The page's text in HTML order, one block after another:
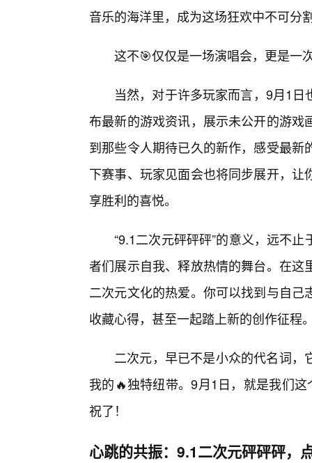
音乐的海洋里，成为这场狂欢中不可分
这不🎯仅仅是一场演唱会，更是一
当然，对于许多玩家而言，9月1
布最新的游戏资讯，展示未公开的游
到那些令人期待已久的新作，感受最
下赛事、玩家见面会也将同步展开，
享胜利的喜悦。
“9.1二次元砰砰砰”的意义，远不
者们展示自我、释放热情的舞台。在
二次元文化的热爱。你可以找到与自
收藏心得，甚至一起踏上新的创作征程
二次元，早已不是小众的代名词
我的🔥独特纽带。9月1日，就是我们
祝了！
心跳的共振：9.1二次元砰砰砰，